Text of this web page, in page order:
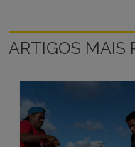
ARTIGOS MAIS